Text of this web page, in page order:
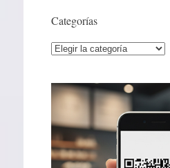
Categorías
Categorías